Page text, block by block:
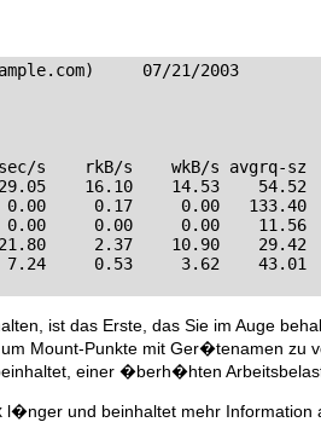
07/21/2003
s    rkB/s    wkB/s avgrq-sz
16.10    14.53    54.52
0.17     0.00   133.40
0.00     0.00     0.00    11.56
2.37    10.90    29.42
7.24     0.53     3.62    43.01
ist das Erste, das Sie im Auge
Mount-Punkte mit Ger�tenamen zu
einer �berh�hten
l�nger und beinhaltet mehr Information